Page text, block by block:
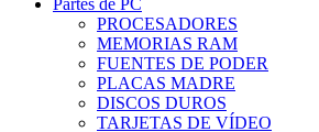
PROCESADORES
MEMORIAS RAM
FUENTES DE PODER
PLACAS MADRE
DISCOS DUROS
TARJETAS DE VÍDEO